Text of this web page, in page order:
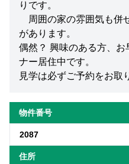
りです。
周囲の家の雰囲気も併
があります。
偶然？ 興味のある方、
ナー居住中です。
見学は必ずご予約をお取
物件番号
2087
住所